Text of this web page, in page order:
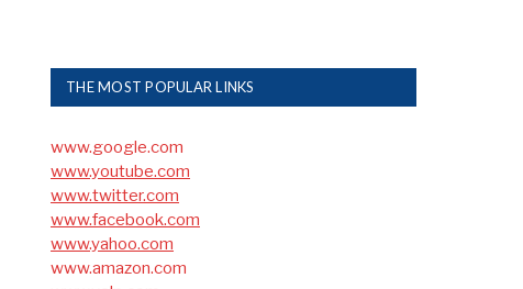
THE MOST POPULAR LINKS
www.google.com
www.youtube.com
www.twitter.com
www.facebook.com
www.yahoo.com
www.amazon.com